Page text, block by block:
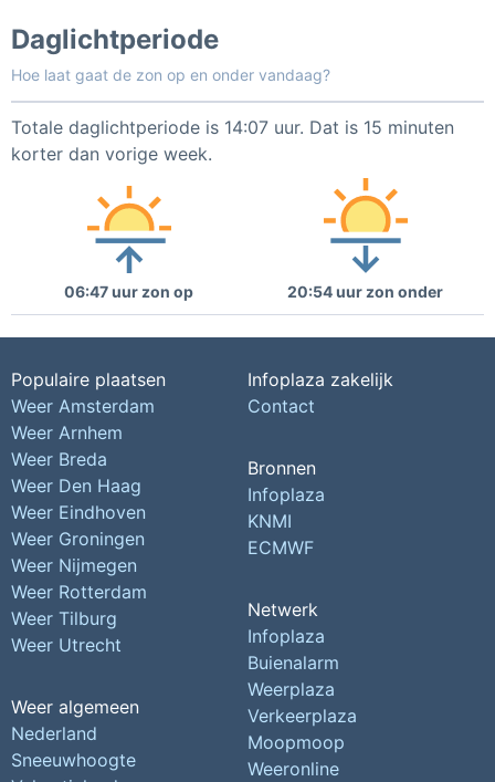
Daglichtperiode
Hoe laat gaat de zon op en onder vandaag?
Totale daglichtperiode is 14:07 uur. Dat is 15 minuten
korter dan vorige week.
06:47 uur zon op 20:54 uur zon onder
Populaire plaatsen
Weer Amsterdam
Weer Arnhem
Weer Breda
Weer Den Haag
Weer Eindhoven
Weer Groningen
Weer Nijmegen
Weer Rotterdam
Weer Tilburg
Weer Utrecht
Weer algemeen
Nederland
Sneeuwhoogte
Infoplaza zakelijk
Contact
Bronnen
Infoplaza
KNMI
ECMWF
Netwerk
Infoplaza
Buienalarm
Weerplaza
Verkeerplaza
Moopmoop
Weeronline